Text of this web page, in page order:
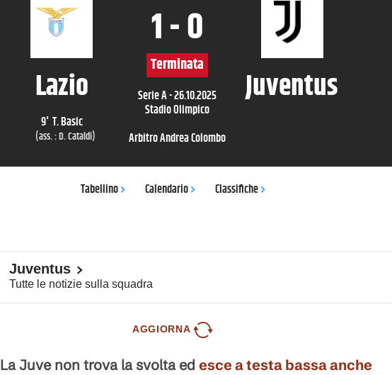
Lazio
9' T. Basic
(ass. :D. Cataldi)
Juventus
1-0
Terminata
Serie A-26.10.2025
Stadio Olimpico
ArbitroAndrea Colombo
Tabellino Calendario Classifiche
Juventus
Tutte le notizie sulla squadra
AGGIORNA
La Juve non trova la svolta ed esce a testa bassa anche